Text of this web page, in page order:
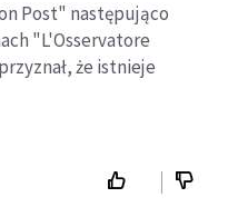
Post" następująco
"L'Osservatore
że istnieje